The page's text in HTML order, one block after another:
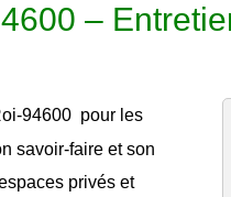
–
94600 pour les
savoir-faire et son
privés et